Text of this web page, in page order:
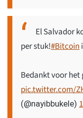
El Salvador
per stuk!#Bitcoin
Bedankt voor
pic.twitter.com/
(@nayibbukele)